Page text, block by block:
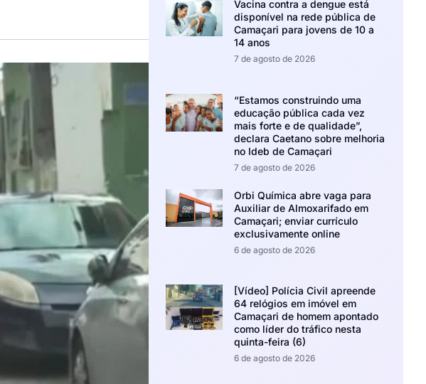
Vacina contra a dengue está
disponível na rede pública de
Camaçari para jovens de 10 a
14 anos
7 de agosto de 2026
“Estamos construindo uma
educação pública cada vez
mais forte e de qualidade”,
declara Caetano sobre melhoria
no Ideb de Camaçari
7 de agosto de 2026
Orbi Química abre vaga para
Auxiliar de Almoxarifado em
Camaçari; enviar currículo
exclusivamente online
6 de agosto de 2026
[Vídeo] Polícia Civil apreende
64 relógios em imóvel em
Camaçari de homem apontado
como líder do tráfico nesta
quinta-feira (6)
6 de agosto de 2026